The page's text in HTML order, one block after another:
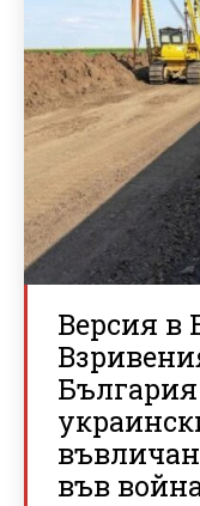
Версия в
във